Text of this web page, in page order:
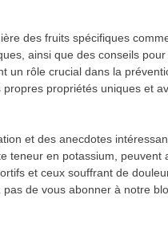
des fruits spécifiques
ainsi que des conseils
un rôle crucial dans la
propriétés uniques et
et des anecdotes
en potassium, peuvent
et ceux souffrant de
de vous abonner à notre